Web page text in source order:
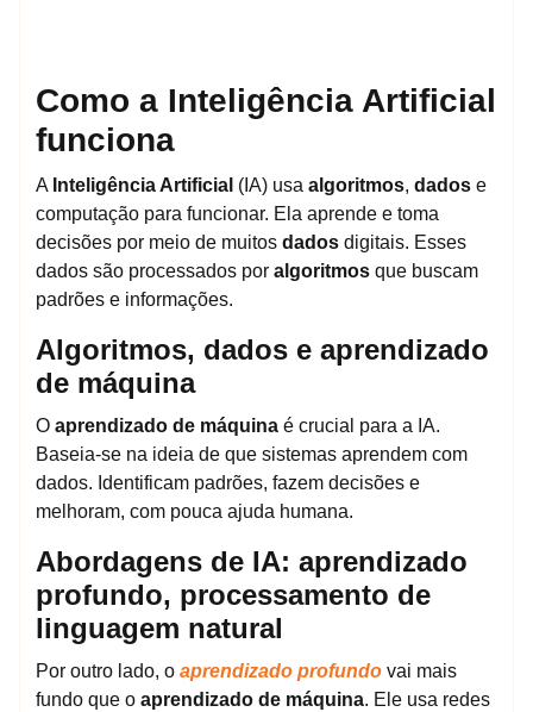
Como a Inteligência Artificial
funciona
A Inteligência Artificial (IA) usa algoritmos, dados e
computação para funcionar. Ela aprende e toma
decisões por meio de muitos dados digitais. Esses
dados são processados por algoritmos que buscam
padrões e informações.
Algoritmos, dados e aprendizado
de máquina
O aprendizado de máquina é crucial para a IA.
Baseia-se na ideia de que sistemas aprendem com
dados. Identificam padrões, fazem decisões e
melhoram, com pouca ajuda humana.
Abordagens de IA: aprendizado
profundo, processamento de
linguagem natural
Por outro lado, o aprendizado profundo vai mais
fundo que o aprendizado de máquina. Ele usa redes